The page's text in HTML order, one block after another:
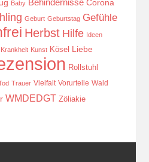
Baby Corona
Geburt Geburtstag Gefühle
Herbst Hilfe Ideen
Krankheit Kunst Kösel Liebe
Rollstuhl
Trauer Vielfalt Vorurteile Wald
WMDEDGT Zöliakie